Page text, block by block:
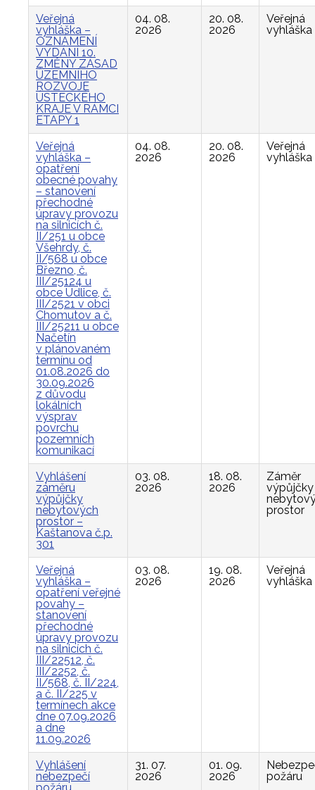
Veřejná
vyhláška –
OZNÁMENÍ
VYDÁNÍ 10.
ZMĚNY ZÁSAD
ÚZEMNÍHO
ROZVOJE
ÚSTECKÉHO
KRAJE V RÁMCI
ETAPY 1
04. 08.
2026
20. 08.
2026
Veřejná
vyhláška
Veřejná
vyhláška –
opatření
obecné povahy
– stanovení
přechodné
úpravy provozu
na silnicích č.
II/251 u obce
Všehrdy, č.
II/568 u obce
Březno, č.
III/25124 u
obce Údlice, č.
III/2521 v obci
Chomutov a č.
III/25211 u obce
Načetín
v plánovaném
termínu od
01.08.2026 do
30.09.2026
z důvodu
lokálních
výsprav
povrchu
pozemních
komunikací
04. 08.
2026
20. 08.
2026
Veřejná
vyhláška
Vyhlášení
záměru
výpůjčky
nebytových
prostor –
Kaštanova č.p.
301
03. 08.
2026
18. 08.
2026
Záměr
výpůjčky
prostor
Veřejná
vyhláška –
opatření veřejné
povahy –
stanovení
přechodné
úpravy provozu
na silnicích č.
III/22512, č.
III/2252, č.
II/568, č. II/224,
a č. II/225 v
termínech akce
dne 07.09.2026
a dne
11.09.2026
03. 08.
2026
19. 08.
2026
Veřejná
vyhláška
Vyhlášení
nebezpečí
31. 07.
2026
01. 09.
2026
požáru